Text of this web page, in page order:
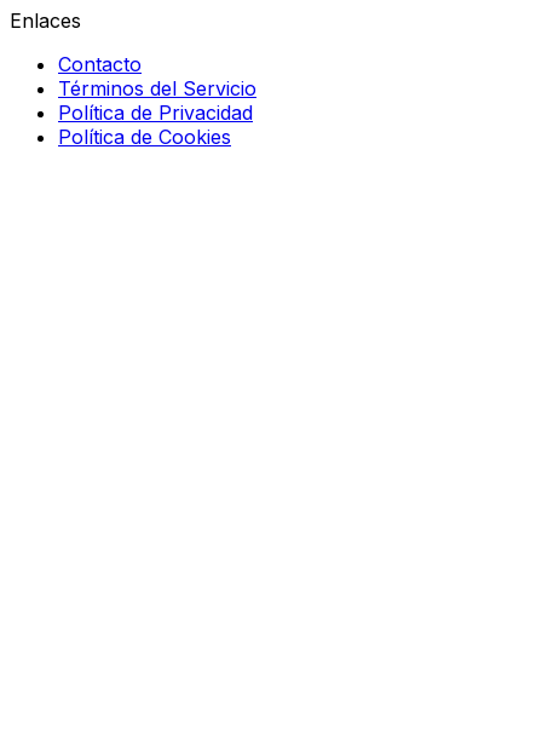
Enlaces
Contacto
Términos del Servicio
Política de Privacidad
Política de Cookies